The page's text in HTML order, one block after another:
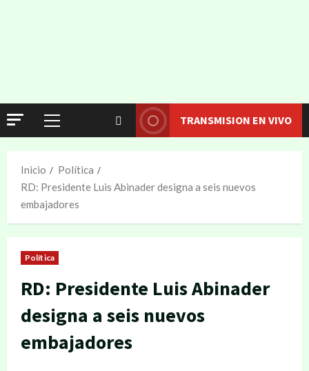
TRANSMISION EN VIVO
Inicio
Política
RD: Presidente Luis Abinader designa a seis nuevos
embajadores
Política
RD: Presidente Luis Abinader
designa a seis nuevos
embajadores